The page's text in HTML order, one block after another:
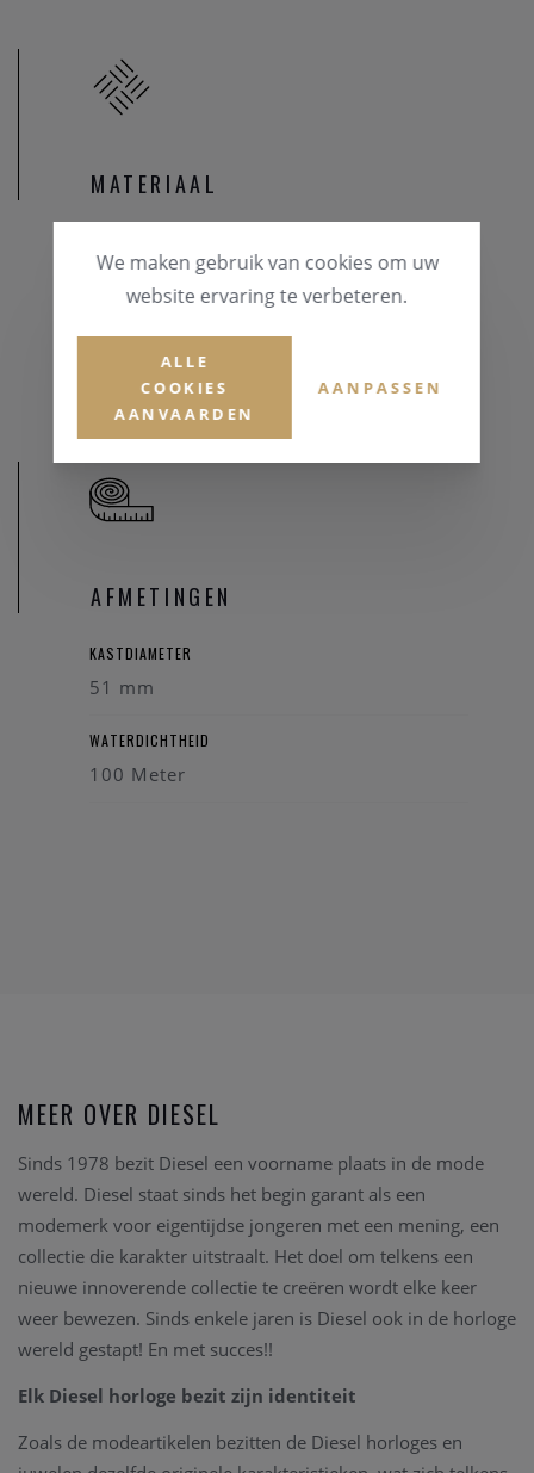
MATERIAAL
Staal
AFMETINGEN
KASTDIAMETER
51 mm
WATERDICHTHEID
100 Meter
MEER OVER DIESEL
Sinds 1978 bezit Diesel een voorname plaats in de mode
wereld. Diesel staat sinds het begin garant als een
modemerk voor eigentijdse jongeren met een mening, een
collectie die karakter uitstraalt. Het doel om telkens een
nieuwe innoverende collectie te creëren wordt elke keer
weer bewezen. Sinds enkele jaren is Diesel ook in de horloge
wereld gestapt! En met succes!!
Elk Diesel horloge bezit zijn identiteit
Zoals de modeartikelen bezitten de Diesel horloges en
We maken gebruik van cookies om uw
website ervaring te verbeteren.
ALLE
COOKIES
AANVAARDEN
AANPASSEN